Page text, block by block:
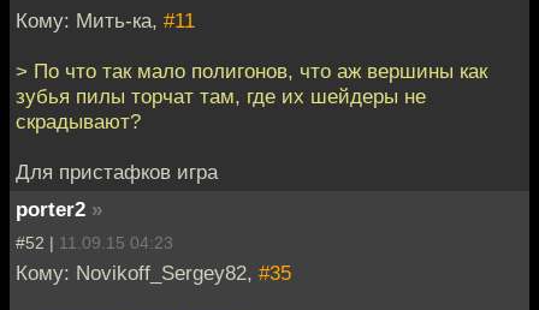
Кому: Мить-ка, #11
> По что так мало полигонов, что аж вершины как
зубья пилы торчат там, где их шейдеры не
скрадывают?
Для пристафков игра
porter2 »
#52 | 11.09.15 04:23
Кому: Novikoff_Sergey82, #35